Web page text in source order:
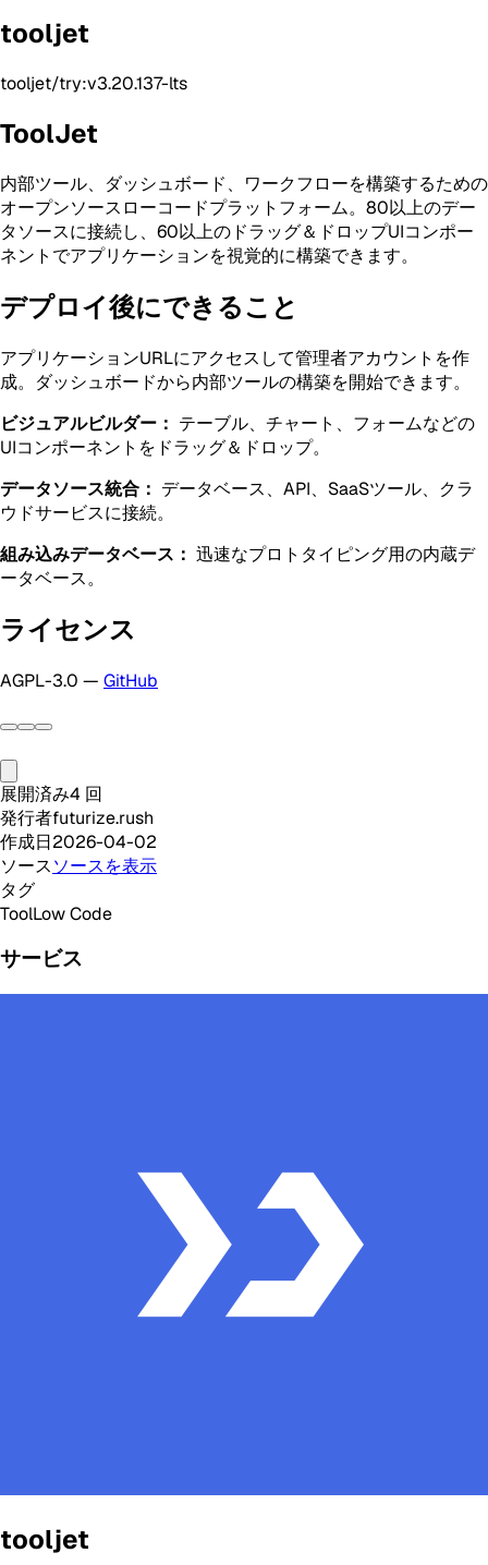
tooljet
tooljet/try:v3.20.137-lts
ToolJet
内部ツール、ダッシュボード、ワークフローを構築するための
オープンソースローコードプラットフォーム。80以上のデー
タソースに接続し、60以上のドラッグ＆ドロップUIコンポー
ネントでアプリケーションを視覚的に構築できます。
デプロイ後にできること
アプリケーションURLにアクセスして管理者アカウントを作
成。ダッシュボードから内部ツールの構築を開始できます。
ビジュアルビルダー： テーブル、チャート、フォームなどの
UIコンポーネントをドラッグ＆ドロップ。
データソース統合： データベース、API、SaaSツール、クラ
ウドサービスに接続。
組み込みデータベース： 迅速なプロトタイピング用の内蔵デ
ータベース。
ライセンス
AGPL-3.0 — GitHub
展開済み4 回
発行者futurize.rush
作成日2026-04-02
ソースソースを表示
タグ
ToolLow Code
サービス
tooljet